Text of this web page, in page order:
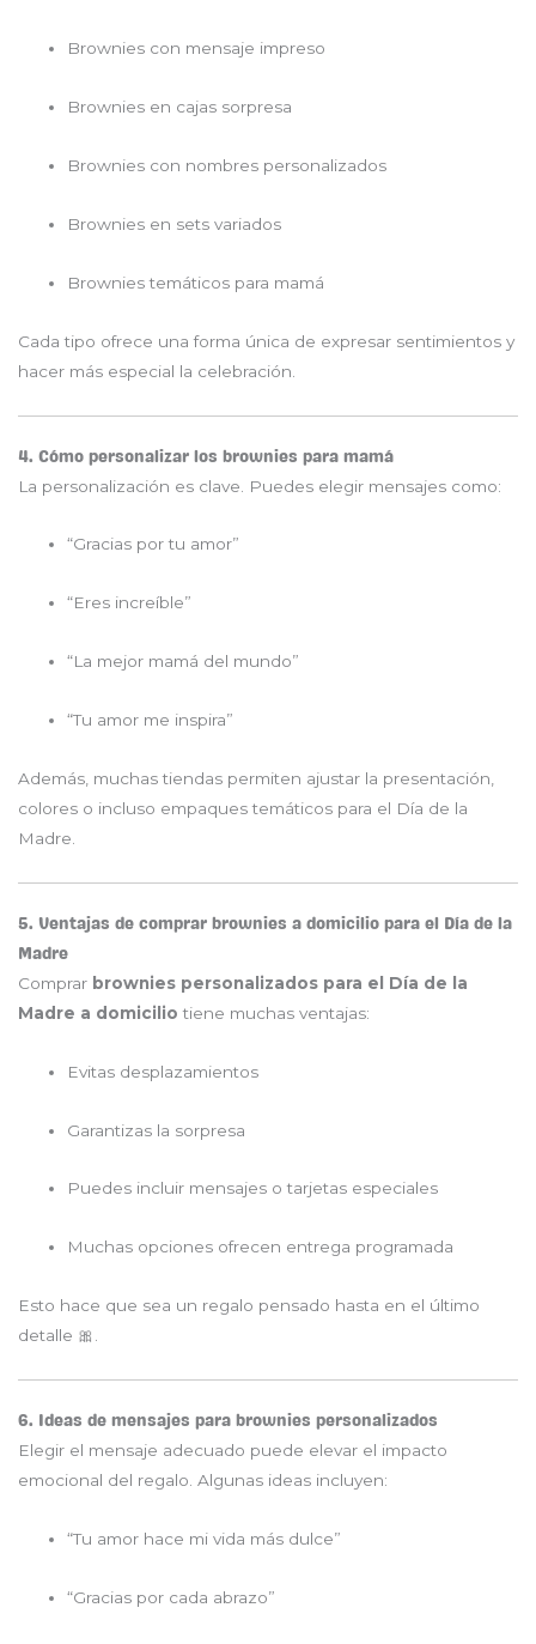
Brownies con mensaje impreso
Brownies en cajas sorpresa
Brownies con nombres personalizados
Brownies en sets variados
Brownies temáticos para mamá
Cada tipo ofrece una forma única de expresar sentimientos y
hacer más especial la celebración.
4. Cómo personalizar los brownies para mamá
La personalización es clave. Puedes elegir mensajes como:
“Gracias por tu amor”
“Eres increíble”
“La mejor mamá del mundo”
“Tu amor me inspira”
Además, muchas tiendas permiten ajustar la presentación,
colores o incluso empaques temáticos para el Día de la
Madre.
5. Ventajas de comprar brownies a domicilio para el Día de la
Madre
Comprar brownies personalizados para el Día de la
Madre a domicilio tiene muchas ventajas:
Evitas desplazamientos
Garantizas la sorpresa
Puedes incluir mensajes o tarjetas especiales
Muchas opciones ofrecen entrega programada
Esto hace que sea un regalo pensado hasta en el último
detalle 🎀.
6. Ideas de mensajes para brownies personalizados
Elegir el mensaje adecuado puede elevar el impacto
emocional del regalo. Algunas ideas incluyen:
“Tu amor hace mi vida más dulce”
“Gracias por cada abrazo”